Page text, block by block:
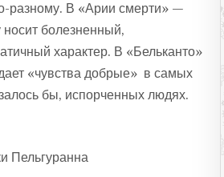
разному. В «Арии смерти» —
носит болезненный,
характер. В «Бельканто»
«чувства добрые» в самых
бы, испорченных людях.
Пельгуранна